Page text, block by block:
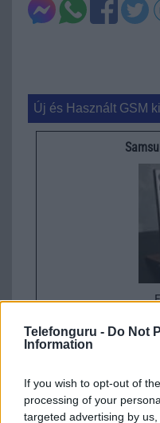
Telefonguru - Do Not
Information
If you wish to opt-out of
processing of your
targeted advertising by
Új és Használt GSM